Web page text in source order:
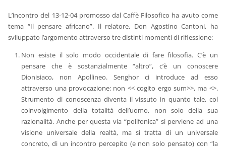
L’incontro del 13-12-04 promosso dal Caffè Filosofico ha avuto come
tema “Il pensare africano”. Il relatore, Don Agostino Cantoni, ha
sviluppato l’argomento attraverso tre distinti momenti di riflessione:
Non esiste il solo modo occidentale di fare filosofia. C’è un
pensare che è sostanzialmente “altro”, c’è un conoscere
Dionisiaco, non Apollineo. Senghor ci introduce ad esso
attraverso una provocazione: non << cogito ergo sum>>, ma <>.
Strumento di conoscenza diventa il vissuto in quanto tale, col
coinvolgimento della totalità dell’uomo, non solo della sua
razionalità. Anche per questa via “polifonica” si perviene ad una
visione universale della realtà, ma si tratta di un universale
concreto, di un incontro percepito (e non solo pensato) con “la